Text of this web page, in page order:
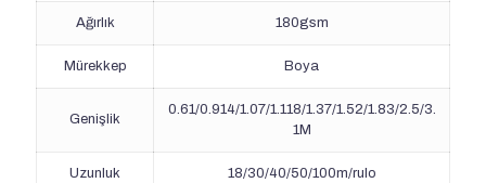
Ağırlık 180gsm
Mürekkep Boya
Genişlik
0.61/0.914/1.07/1.118/1.37/1.52/1.83/2.5/3.
1M
Uzunluk 18/30/40/50/100m/rulo